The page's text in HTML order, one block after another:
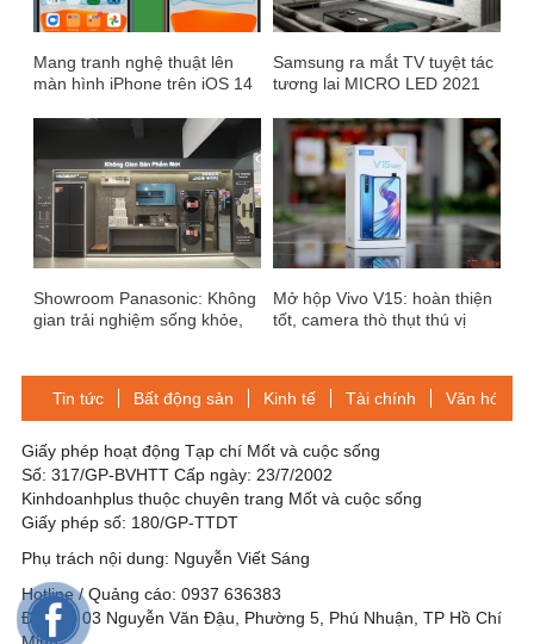
Mang tranh nghệ thuật lên
màn hình iPhone trên iOS 14
Samsung ra mắt TV tuyệt tác
tương lai MICRO LED 2021
Showroom Panasonic: Không
gian trải nghiệm sống khỏe,
Mở hộp Vivo V15: hoàn thiện
tốt, camera thò thụt thú vị
Tin tức Bất động sản Kinh tế Tài chính Văn hóa-
Giấy phép hoạt động Tạp chí Mốt và cuộc sống
Số: 317/GP-BVHTT Cấp ngày: 23/7/2002
Kinhdoanhplus thuộc chuyên trang Mốt và cuộc sống
Giấy phép số: 180/GP-TTDT
Phụ trách nội dung: Nguyễn Viết Sáng
Hotline / Quảng cáo: 0937 636383
Địa chỉ: 03 Nguyễn Văn Đậu, Phường 5, Phú Nhuận, TP Hồ Chí